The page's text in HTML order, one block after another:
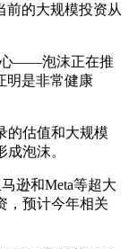
前的大规模投资从
心——泡沫正在推
明是非常健康
的估值和大规模
泡沫。
逊和Meta等超大
，预计今年相关